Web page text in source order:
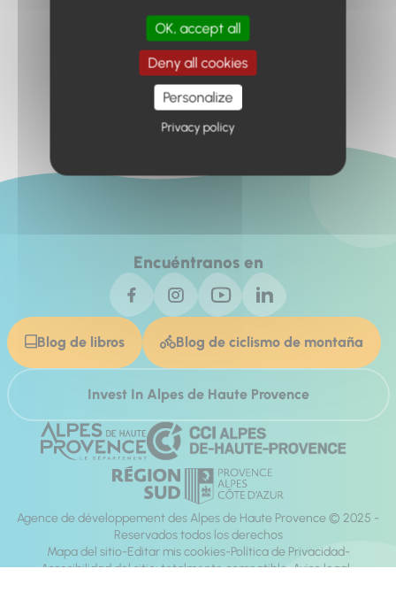
Retour à l'accueil
Encuéntranos en
Blog de libros Blog de ciclismo de montaña
Invest In Alpes de Haute Provence
Agence de développement des Alpes de Haute Provence © 2025 -
Reservados todos los derechos
Mapa del sitio Editar mis cookies Política de Privacidad
Accesibilidad del sitio: totalmente compatible Aviso legal
OK, accept all
Deny all cookies
Personalize
Privacy policy